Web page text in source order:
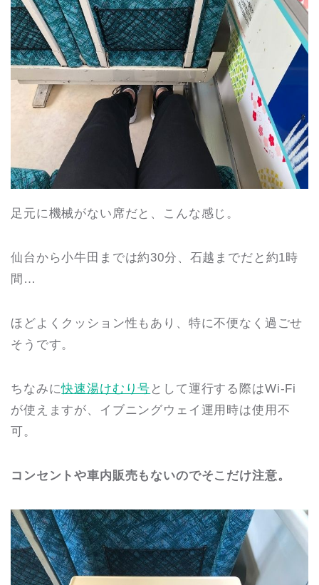
足元に機械がない席だと、こんな感じ。
仙台から小牛田までは約30分、石越までだと約1時
間…
ほどよくクッション性もあり、特に不便なく過ごせ
そうです。
ちなみに快速湯けむり号 として運行する際はWi-Fi
が使えますが、イブニングウェイ運用時は使用不
可。
コンセントや車内販売もないのでそこだけ注意。